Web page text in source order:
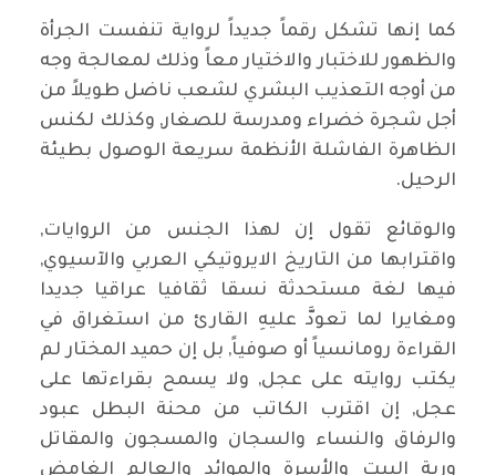
كما إنها تشكل رقماً جديداً لرواية تنفست الجرأة
والظهور للاختبار والاختيار معاً وذلك لمعالجة وجه
من أوجه التعذيب البشري لشعب ناضل طويلاً من
أجل شجرة خضراء ومدرسة للصغار, وكذلك لكنس
الظاهرة الفاشلة الأنظمة سريعة الوصول بطيئة
الرحيل.
والوقائع تقول إن لهذا الجنس من الروايات,
واقترابها من التاريخ الايروتيكي العربي والآسيوي,
فيها لغة مستحدثة نسقا ثقافيا عراقيا جديدا
ومغايرا لما تعودَّ عليهِ القارئ من استغراق في
القراءة رومانسياً أو صوفياً, بل إن حميد المختار لم
يكتب روايته على عجل, ولا يسمح بقراءتها على
عجل, إن اقترب الكاتب من محنة البطل عبود
والرفاق والنساء والسجان والمسجون والمقاتل
وربة البيت والأسرة والموائد والعالم الغامض